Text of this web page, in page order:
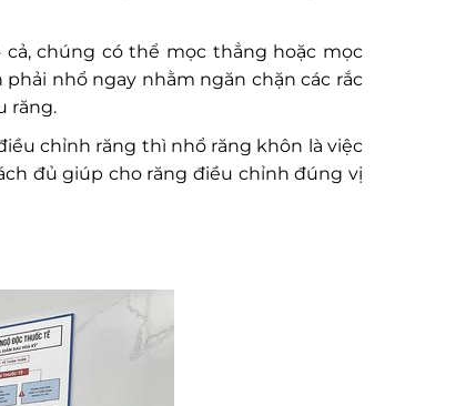
chúng có thể mọc thẳng hoặc mọc
nhổ ngay nhằm ngăn chặn các rắc
răng.
chỉnh răng thì nhổ răng khôn là việc
đủ giúp cho răng điều chỉnh đúng vị